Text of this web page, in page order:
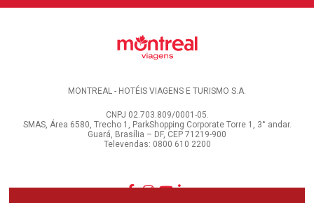
MONTREAL - HOTÉIS VIAGENS E TURISMO S.A.
CNPJ 02.703.809/0001-05.
SMAS, Área 6580, Trecho 1, ParkShopping Corporate Torre 1, 3° andar.
Guará, Brasília – DF, CEP 71219-900
Televendas: 0800 610 2200